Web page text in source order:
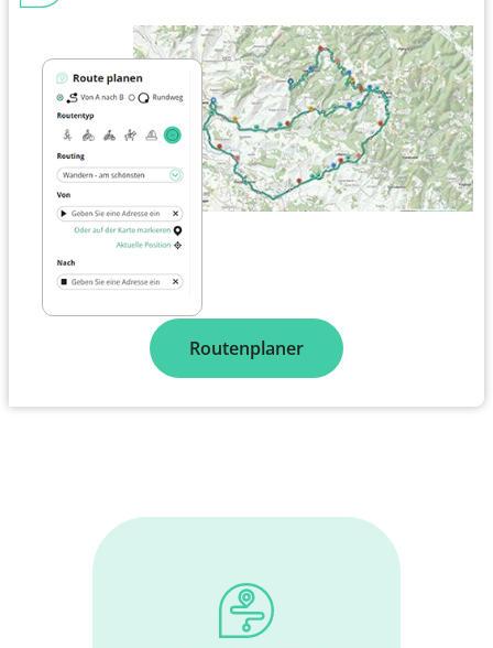
Routenplaner